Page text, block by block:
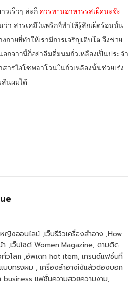
วเร็วๆ ล่ะก็ ควรทานอาหารรสเผ็ดนะจ๊ะ
ว่า สารเคมีในพริกที่ทำให้รู้สึกเผ็ดร้อนนั้น
กายที่ทำให้เรามีการเจริญเติบโต จึงช่วย
อกจากนี้ก็อย่าลืมดื่มนมถั่วเหลืองเป็นประจำ
สารไอโซฟลาโวนในถั่วเหลืองนั้นช่วยเร่ง
ส้นผมได้
ญิงออนไลน์ ,เว็บรีวิวเครื่องสำอาง ,How
,เว็บไซต์ Women Magazine, ตามติด
วโลก ,อัพเดท hot item, เทรนด์แฟชั่นที่
บบทรงผม , เครื่องสำอางใช้แล้วต้องบอก
business แฟชั่นความสวยความงาม,